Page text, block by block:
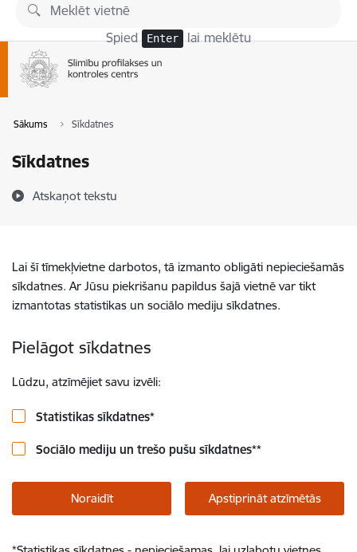
Pāriet uz lapas saturu
Spied Enter lai meklētu
Sākums Sīkdatnes
Sīkdatnes
Atskaņot tekstu
Lai šī tīmekļvietne darbotos, tā izmanto obligāti nepieciešamās
sīkdatnes. Ar Jūsu piekrišanu papildus šajā vietnē var tikt
izmantotas statistikas un sociālo mediju sīkdatnes.
Pielāgot sīkdatnes
Lūdzu, atzīmējiet savu izvēli:
Statistikas sīkdatnes*
Sociālo mediju un trešo pušu sīkdatnes**
Noraidīt Apstiprināt atzīmētās